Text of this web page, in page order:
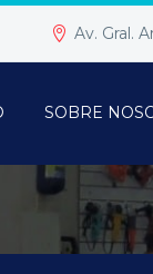
Av. Gral.
SOBRE